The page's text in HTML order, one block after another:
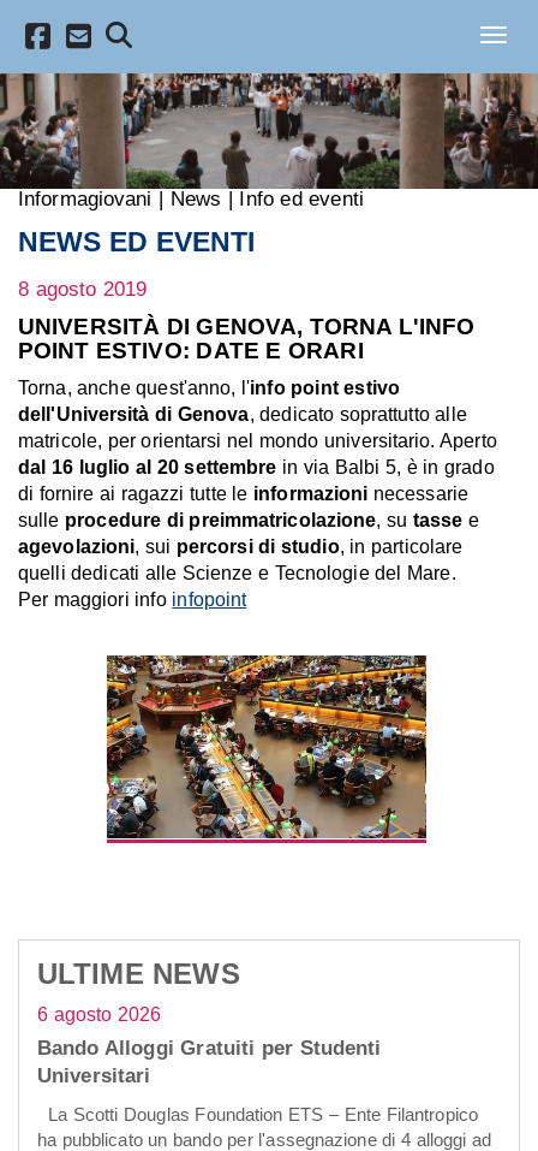
Informagiovani | News | Info ed eventi
NEWS ED EVENTI
8 agosto 2019
UNIVERSITÀ DI GENOVA, TORNA L'INFO
POINT ESTIVO: DATE E ORARI
Torna, anche quest'anno, l'info point estivo
dell'Università di Genova, dedicato soprattutto alle
matricole, per orientarsi nel mondo universitario. Aperto
dal 16 luglio al 20 settembre in via Balbi 5, è in grado
di fornire ai ragazzi tutte le informazioni necessarie
sulle procedure di preimmatricolazione, su tasse e
agevolazioni, sui percorsi di studio, in particolare
quelli dedicati alle Scienze e Tecnologie del Mare.
Per maggiori info infopoint
ULTIME NEWS
6 agosto 2026
Bando Alloggi Gratuiti per Studenti
Universitari
La Scotti Douglas Foundation ETS – Ente Filantropico
ha pubblicato un bando per l'assegnazione di 4 alloggi ad